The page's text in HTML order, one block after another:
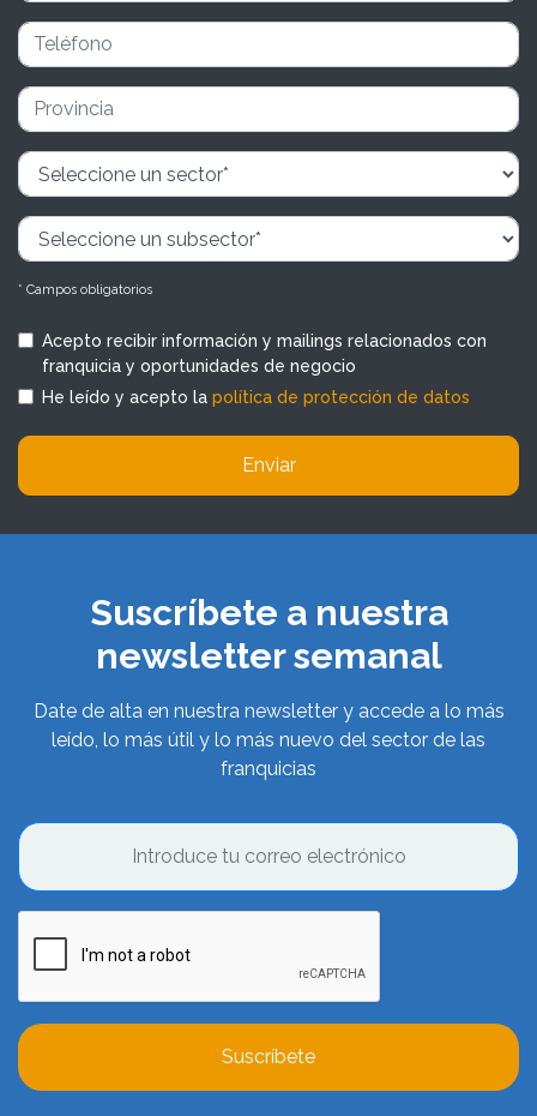
* Campos obligatorios
Acepto recibir información y mailings relacionados con
franquicia y oportunidades de negocio
He leído y acepto la política de protección de datos
Enviar
Suscríbete a nuestra
newsletter semanal
Date de alta en nuestra newsletter y accede a lo más
leído, lo más útil y lo más nuevo del sector de las
franquicias
Suscríbete